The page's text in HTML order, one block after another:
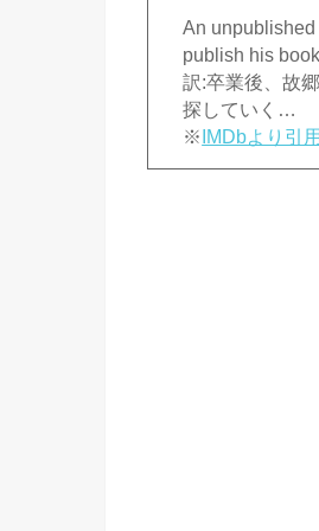
An unpublished
publish his
訳:卒業後、故
探していく…
※ IMDbより引用